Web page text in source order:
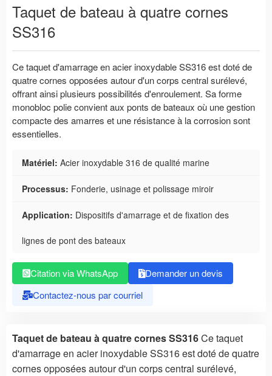
Taquet de bateau à quatre cornes
SS316
Ce taquet d'amarrage en acier inoxydable SS316 est doté de
quatre cornes opposées autour d'un corps central surélevé,
offrant ainsi plusieurs possibilités d'enroulement. Sa forme
monobloc polie convient aux ponts de bateaux où une gestion
compacte des amarres et une résistance à la corrosion sont
essentielles.
Matériel: Acier inoxydable 316 de qualité marine
Processus: Fonderie, usinage et polissage miroir
Application: Dispositifs d'amarrage et de fixation des
lignes de pont des bateaux
Citation via WhatsApp
Demander un devis
Contactez-nous par courriel
Taquet de bateau à quatre cornes SS316Ce taquet
d'amarrage en acier inoxydable SS316 est doté de quatre
cornes opposées autour d'un corps central surélevé,